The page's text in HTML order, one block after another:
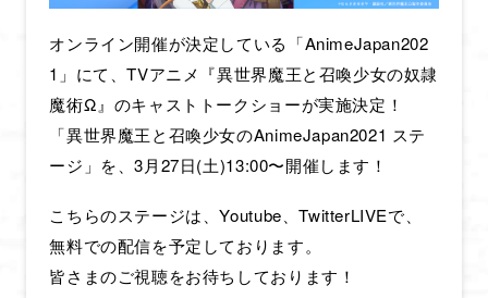
オンライン開催が決定している「AnimeJapan202
1」にて、TVアニメ『異世界魔王と召喚少女の奴隷
魔術Ω』のキャストトークショーが実施決定！
「異世界魔王と召喚少女のAnimeJapan2021 ステ
ージ」を、3月27日(土)13:00〜開催します！
こちらのステージは、Youtube、TwitterLIVEで、
無料での配信を予定しております。
皆さまのご視聴をお待ちしております！